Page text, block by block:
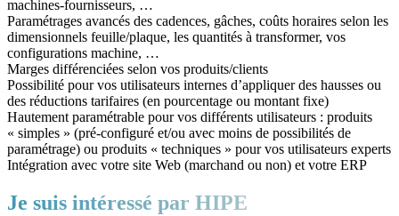
machines-fournisseurs, …
Paramétrages avancés des cadences, gâches, coûts horaires selon les
dimensionnels feuille/plaque, les quantités à transformer, vos
configurations machine, …
Marges différenciées selon vos produits/clients
Possibilité pour vos utilisateurs internes d’appliquer des hausses ou
des réductions tarifaires (en pourcentage ou montant fixe)
Hautement paramétrable pour vos différents utilisateurs : produits
« simples » (pré-configuré et/ou avec moins de possibilités de
paramétrage) ou produits « techniques » pour vos utilisateurs experts
Intégration avec votre site Web (marchand ou non) et votre ERP
Je suis intéressé par HIPE